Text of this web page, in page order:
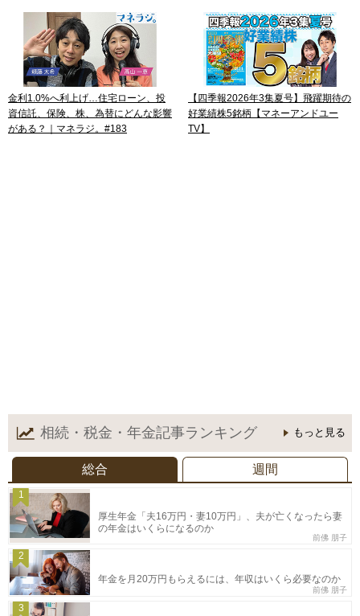
金利1.0%へ利上げ…住宅ローン、投
資信託、保険、株、為替にどんな影響
がある？｜マネラジ。#183
【四季報2026年3集夏号】飛躍期待の
好業績株5銘柄【マネーアンドユー
TV】
相続・税金・年金記事ランキング もっと見る
総合 週間
1
厚生年金「夫16万円・妻10万円」、夫が亡くなったら妻
の年金はいくらになるのか
前佛 朋子
2
年金を月20万円もらえるには、年収はいくら必要なのか
前佛 朋子
3